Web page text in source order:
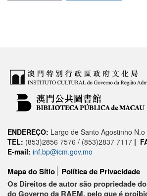
ENDEREÇO: Largo de Santo Agostinho
TEL: (853)2856 7576 / (853)2837 7117 |
E-mail: inf.bp@icm.gov.mo
Mapa do Sítio
Política de Privacidade
Os Direitos de autor são propriedade
do Governo da RAEM, pelo que é